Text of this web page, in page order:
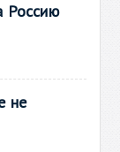
Россию
не